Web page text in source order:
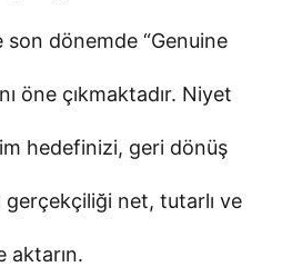
dönemde “Genuine
öne çıkmaktadır. Niyet
hedefinizi, geri dönüş
gerçekçiliği net, tutarlı ve
aktarın.